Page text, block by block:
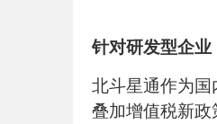
针对研发型企业
北斗星通作为
叠加增值税新